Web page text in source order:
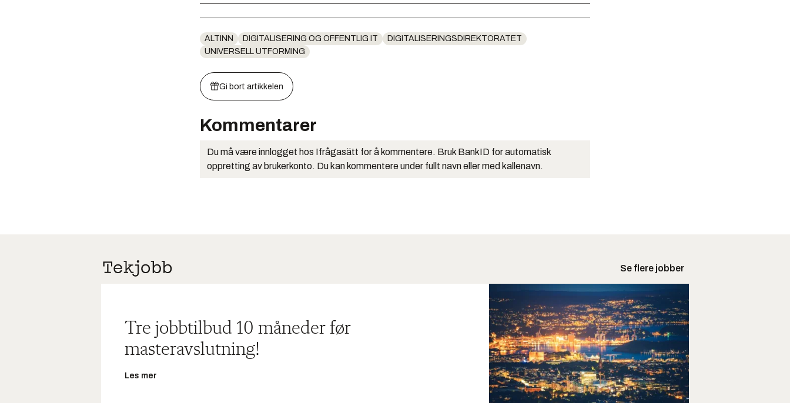
ALTINN DIGITALISERING OG OFFENTLIG IT
DIGITALISERINGSDIREKTORATET
UNIVERSELL UTFORMING
Gi bort artikkelen
Kommentarer
Du må være innlogget hos Ifrågasätt for å kommentere. Bruk BankID for automatisk
oppretting av brukerkonto. Du kan kommentere under fullt navn eller med kallenavn.
Se flere jobber
Tre jobbtilbud 10 måneder før
masteravslutning!
Les mer